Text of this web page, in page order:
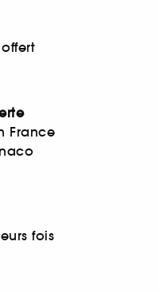
France
fois